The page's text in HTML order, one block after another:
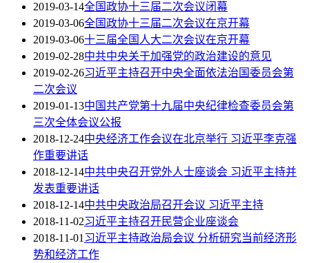
2019-03-14全国政协十三届二次会议闭幕
2019-03-06全国政协十三届二次会议在京开幕
2019-03-06十三届全国人大二次会议在京开幕
2019-02-28中共中央关于加强党的政治建设的意见
2019-02-26习近平主持召开中央全面依法治国委员会第
二次会议
2019-01-13中国共产党第十九届中央纪律检查委员会第
三次全体会议公报
2018-12-24中央经济工作会议在北京举行 习近平李克强
作重要讲话
2018-12-14中共中央召开党外人士座谈会 习近平主持并
发表重要讲话
2018-12-14中共中央政治局召开会议 习近平主持
2018-11-02习近平主持召开民营企业座谈会
2018-11-01习近平主持政治局会议 分析研究当前经济形
势和经济工作